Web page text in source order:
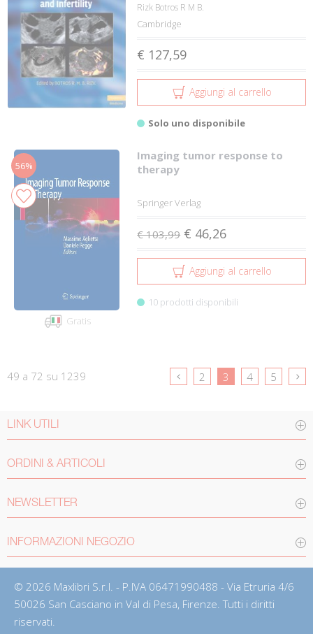
Rizk Botros R M B.
Cambridge
€ 127,59
Aggiungi al carrello
Solo uno disponibile
56%
Gratis
Imaging tumor response to
therapy
Springer Verlag
€ 103,99 € 46,26
Aggiungi al carrello
10 prodotti disponibili
49 a 72 su 1239 2 3 4 5
LINK UTILI
ORDINI & ARTICOLI
NEWSLETTER
INFORMAZIONI NEGOZIO
© 2026 Maxlibri S.r.l. - P.IVA 06471990488 - Via Etruria 4/6
50026 San Casciano in Val di Pesa, Firenze. Tutti i diritti
riservati.